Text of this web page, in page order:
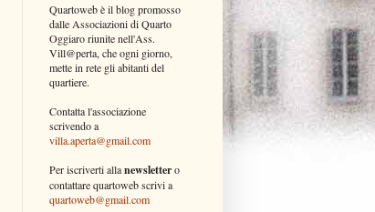
Quartoweb è il blog promosso
dalle Associazioni di Quarto
Oggiaro riunite nell'Ass.
Vill@perta, che ogni giorno,
mette in rete gli abitanti del
quartiere.
Contatta l'associazione
scrivendo a
villa.aperta@gmail.com
Per iscriverti allanewslettero
contattare quartoweb scrivi a
quartoweb@gmail.com